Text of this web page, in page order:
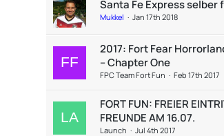
Santa Fe Express selber
Mukkel Jan 17th 2018
2017: Fort Fear
– Chapter One
FPC Team Fort Fun Feb 17th 2017
FORT FUN: FREIER
FREUNDE AM 16.07.
Launch Jul 4th 2017